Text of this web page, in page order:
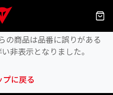
りません
の商品は品番に誤りがある
非表示となりました。
に戻る